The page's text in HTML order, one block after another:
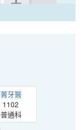
牙醫
1102
通科